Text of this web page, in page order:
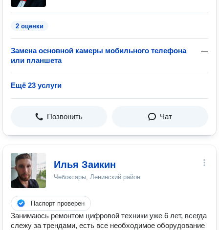
2 оценки
Замена основной камеры мобильного телефона
или планшета
—
Ещё 23 услуги
Позвонить Чат
Илья Заикин
Чебоксары, Ленинский район
Паспорт проверен
Занимаюсь ремонтом цифровой техники уже 6 лет, всегда
слежу за трендами, есть все необходимое оборудование